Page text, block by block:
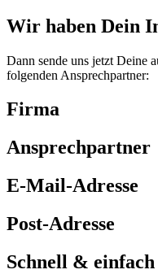
Wir haben Dein
Dann sende uns jetzt Deine
folgenden Ansprechpartner:
Firma
Ansprechpartner
E-Mail-Adresse
Post-Adresse
Schnell &